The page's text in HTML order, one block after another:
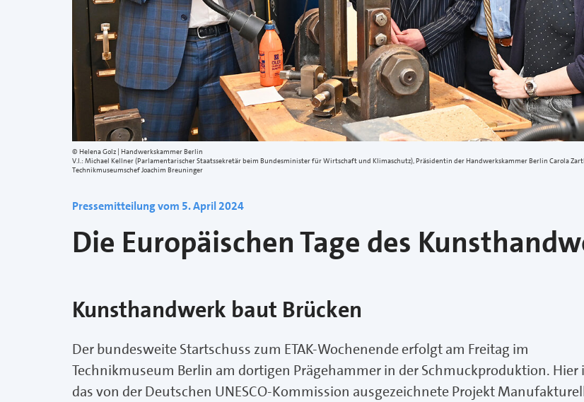
Helena Golz | Handwerkskammer Berlin
V.l.: Michael Kellner (Parlamentarischer Staatssekretär beim Bundesminister für Wirtschaft und Klimaschutz), Präsidentin der Handwerkskammer Berlin Carola
Technikmuseumschef Joachim Breuninger
Pressemitteilung vom 5. April 2024
Die Europäischen Tage des
Kunsthandwerk baut Brücken
Der bundesweite Startschuss zum ETAK-Wochenende erfolgt am Freitag im
Technikmuseum Berlin am dortigen Prägehammer in der Schmuckproduktion. Hier
das von der Deutschen UNESCO-Kommission ausgezeichnete Projekt